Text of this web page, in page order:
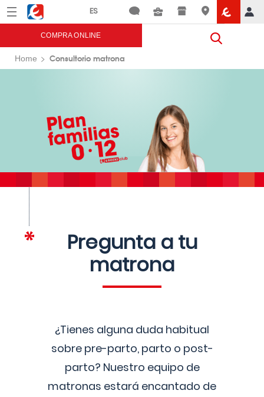
Menú Eroski
COMPRA ONLINE
Home Consultorio matrona
Pregunta a tu
matrona
¿Tienes alguna duda habitual
sobre pre-parto, parto o post-
parto? Nuestro equipo de
matronas estará encantado de